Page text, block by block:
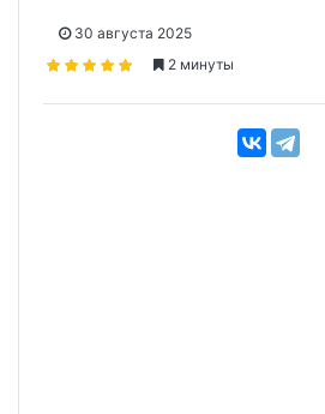
30 августа 2025
2 минуты